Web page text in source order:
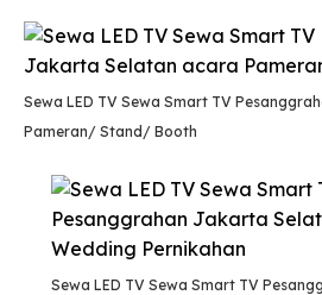
Sewa LED TV Sewa Smart TV
Pameran/ Stand/ Booth
Sewa LED TV Sewa Smart TV